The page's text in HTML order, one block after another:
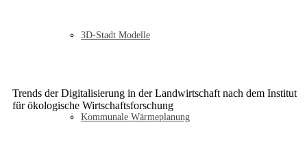
3D-Stadt Modelle
Kommunale Wärmeplanung
Trends der Digitalisierung in der Landwirtschaft nach dem Institut
für ökologische Wirtschaftsforschung